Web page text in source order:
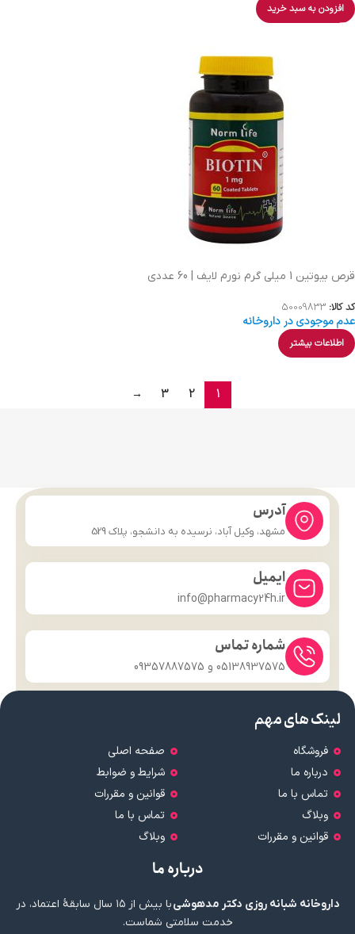
افزودن به سبد خرید
قرص بیوتین 1 میلی گرم نورم لایف | 60 عددی
کد کالا: 50009833
عدم موجودی در داروخانه
اطلاعات بیشتر
1
2
3
→
آدرس
مشهد، وکیل آباد، نرسیده به دانشجو، پلاک 529
ایمیل
info@pharmacy24h.ir
شماره تماس
05138937575 و 09357887575
لینک های مهم
فروشگاه
درباره ما
تماس با ما
وبلاگ
قوانین و مقررات
صفحه اصلی
شرایط و ضوابط
قوانین و مقررات
تماس با ما
وبلاگ
درباره ما
داروخانه شبانه روزی دکتر مدهوشی
با بیش از ۱۵ سال سابقهٔ اعتماد، در
خدمت سلامتی شماست.